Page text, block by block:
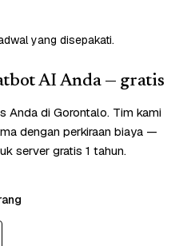
yang disepakati.
AI Anda — gratis
Anda di Gorontalo. Tim kami
dengan perkiraan biaya —
server gratis 1 tahun.